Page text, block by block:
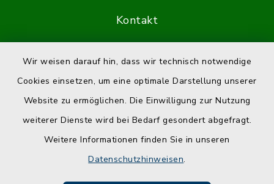
Wir weisen darauf hin, dass wir technisch notwendige
Cookies einsetzen, um eine optimale Darstellung unserer
Website zu ermöglichen. Die Einwilligung zur Nutzung
weiterer Dienste wird bei Bedarf gesondert abgefragt.
Weitere Informationen finden Sie in unseren
Datenschutzhinweisen.
Kontakt
Datenschutz
Impressum
Sitemap
Cookie-Einstellungen